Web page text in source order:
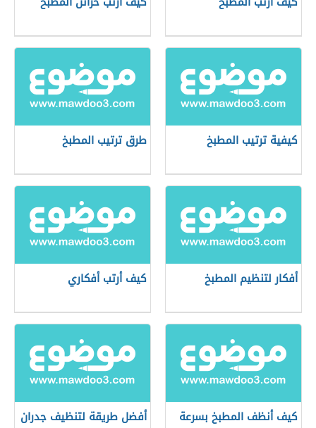
كيفية ترتيب المطبخ طرق ترتيب المطبخ
أفكار لتنظيم المطبخ كيف أرتب أفكاري
كيف أنظف المطبخ بسرعة
أفضل طريقة لتنظيف جدران